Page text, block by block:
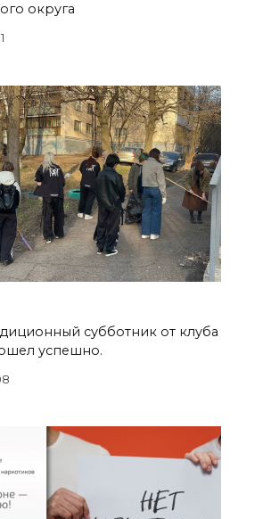
округа
субботник от клуба
успешно.